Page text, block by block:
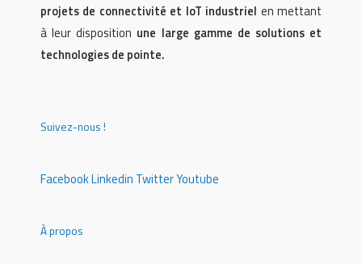
projets de connectivité et IoT industriel en mettant
à leur disposition une large gamme de solutions et
technologies de pointe.
Suivez-nous !
FacebookLinkedin TwitterYoutube
À propos